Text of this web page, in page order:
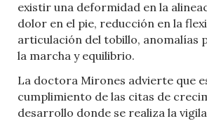
existir una deformidad en la
dolor en el pie, reducción en la
articulación del tobillo, anomalías
la marcha y equilibrio.
La doctora Mirones advierte que
cumplimiento de las citas de
desarrollo donde se realiza la